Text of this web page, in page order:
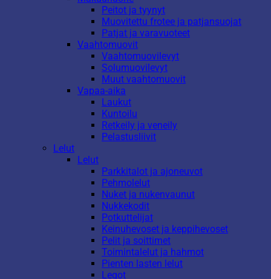
Peitot ja tyynyt
Muovitettu frotee ja patjansuojat
Patjat ja varavuoteet
Vaahtomuovit
Vaahtomuovilevyt
Solumuovilevyt
Muut vaahtomuovit
Vapaa-aika
Laukut
Kuntoilu
Retkeily ja veneily
Pelastusliivit
Lelut
Lelut
Parkkitalot ja ajoneuvot
Pehmolelut
Nuket ja nukenvaunut
Nukkekodit
Potkuttelijat
Keinuhevoset ja keppihevoset
Pelit ja soittimet
Toimintalelut ja hahmot
Pienten lasten lelut
Legot